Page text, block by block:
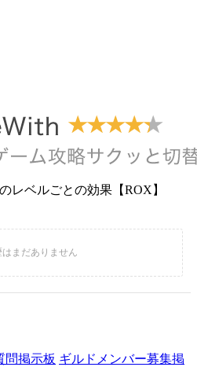
レベルごとの効果【ROX】
問掲示板 ギルドメンバー募集掲